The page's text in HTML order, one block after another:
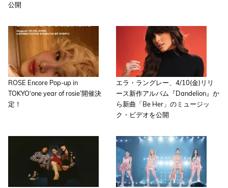
公開
ROSE Encore Pop-up in
TOKYO‘one year of rosie’開催決
定！
エラ・ラングレー、4/10(金)リリ
ース新作アルバム『Dandelion』か
ら新曲「Be Her」のミュージッ
ク・ビデオを公開